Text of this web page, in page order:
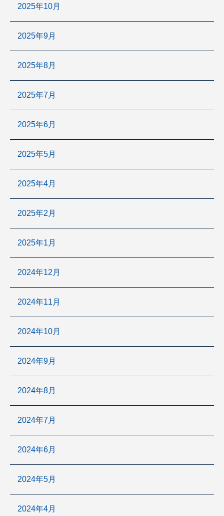
2025年10月
2025年9月
2025年8月
2025年7月
2025年6月
2025年5月
2025年4月
2025年2月
2025年1月
2024年12月
2024年11月
2024年10月
2024年9月
2024年8月
2024年7月
2024年6月
2024年5月
2024年4月